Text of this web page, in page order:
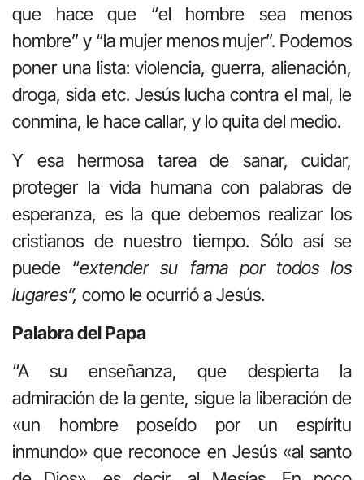
que hace que “el hombre sea menos
hombre” y “la mujer menos mujer”. Podemos
poner una lista: violencia, guerra, alienación,
droga, sida etc. Jesús lucha contra el mal, le
conmina, le hace callar, y lo quita del medio.
Y esa hermosa tarea de sanar, cuidar,
proteger la vida humana con palabras de
esperanza, es la que debemos realizar los
cristianos de nuestro tiempo. Sólo así se
puede “extender su fama por todos los
lugares”, como le ocurrió a Jesús.
Palabra del Papa
“A su enseñanza, que despierta la
admiración de la gente, sigue la liberación de
«un hombre poseído por un espíritu
inmundo» que reconoce en Jesús «al santo